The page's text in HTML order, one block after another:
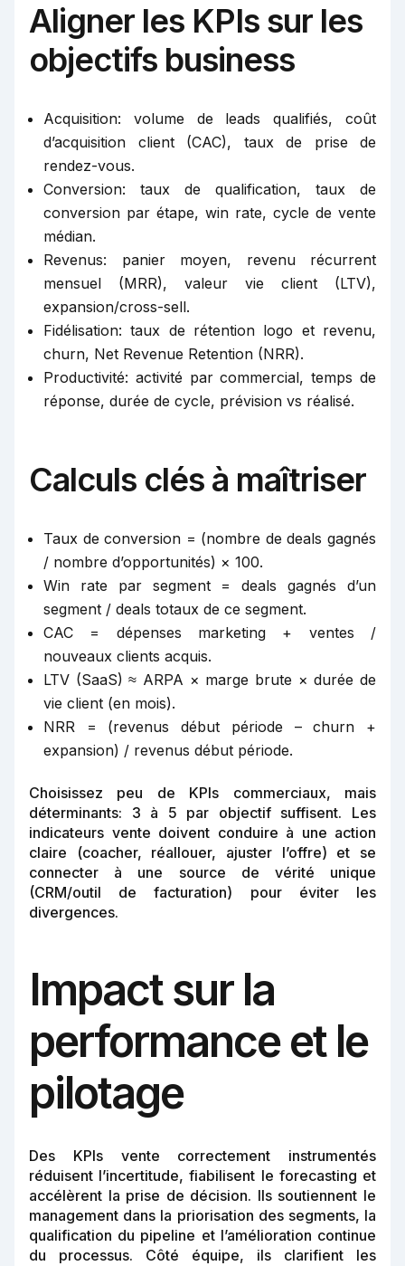
Aligner les KPIs sur les
objectifs business
Acquisition: volume de leads qualifiés, coût
d’acquisition client (CAC), taux de prise de
rendez-vous.
Conversion: taux de qualification, taux de
conversion par étape, win rate, cycle de vente
médian.
Revenus: panier moyen, revenu récurrent
mensuel (MRR), valeur vie client (LTV),
expansion/cross-sell.
Fidélisation: taux de rétention logo et revenu,
churn, Net Revenue Retention (NRR).
Productivité: activité par commercial, temps de
réponse, durée de cycle, prévision vs réalisé.
Calculs clés à maîtriser
Taux de conversion = (nombre de deals gagnés
/ nombre d’opportunités) × 100.
Win rate par segment = deals gagnés d’un
segment / deals totaux de ce segment.
CAC = dépenses marketing + ventes /
nouveaux clients acquis.
LTV (SaaS) ≈ ARPA × marge brute × durée de
vie client (en mois).
NRR = (revenus début période – churn +
expansion) / revenus début période.
Choisissez peu de KPIs commerciaux, mais
déterminants: 3 à 5 par objectif suffisent. Les
indicateurs vente doivent conduire à une action
claire (coacher, réallouer, ajuster l’offre) et se
connecter à une source de vérité unique
(CRM/outil de facturation) pour éviter les
divergences.
Impact sur la
performance et le
pilotage
Des KPIs vente correctement instrumentés
réduisent l’incertitude, fiabilisent le forecasting et
accélèrent la prise de décision. Ils soutiennent le
management dans la priorisation des segments, la
qualification du pipeline et l’amélioration continue
du processus. Côté équipe, ils clarifient les